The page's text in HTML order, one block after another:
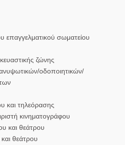
επαγγελματικού σωματείου
ζώνης
οδοποιητικών/
και τηλεόρασης
κινηματογράφου
και θεάτρου
θεάτρου